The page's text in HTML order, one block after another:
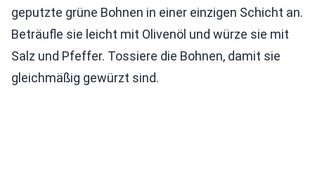
geputzte grüne Bohnen in einer einzigen Schicht an.
Beträufle sie leicht mit Olivenöl und würze sie mit
Salz und Pfeffer. Tossiere die Bohnen, damit sie
gleichmäßig gewürzt sind.